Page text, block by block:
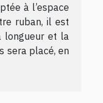
à l’espace
ruban, il est
longueur et la
sera placé, en